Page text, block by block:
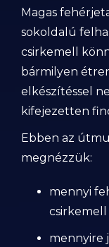
Magas
sokoldalú
csirkemell
bármilyen
elkészítéssel
kifejezetten
Ebben az
megnézzük:
mennyi
csirkemell
mennyire